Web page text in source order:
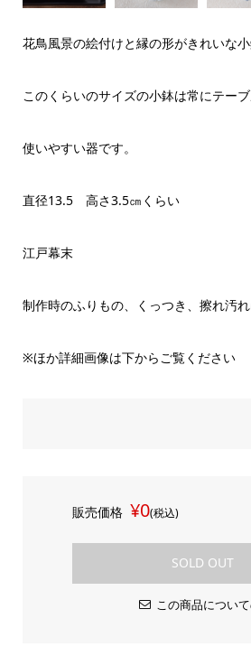
花鳥風景の絵付けと縁の形がきれいな小
このくらいのサイズの小鉢は常にテーブ
使いやすい器です。
直径13.5 高さ3.5㎝くらい
江戸幕末
制作時のふりもの、くっつき、擦れ汚れ
※ほか詳細画像は下からご覧ください
販売価格 ¥0(税込)
SOLD OUT
この商品につい